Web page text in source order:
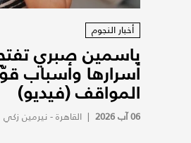
أخبار النجوم
ياسمين صبري
أسرارها وأسباب
المواقف (فيديو)
06 آب 2026 | القاهرة - نيرمين زكي